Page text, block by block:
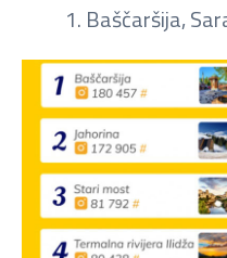
1. Baščaršija,